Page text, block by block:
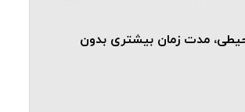
مدت زمان بیشتری بدون